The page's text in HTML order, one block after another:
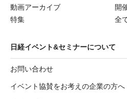
動画アーカイブ
開
特集
全
日経イベント&セミナーについて
お問い合わせ
イベント協賛をお考えの企業の方へ